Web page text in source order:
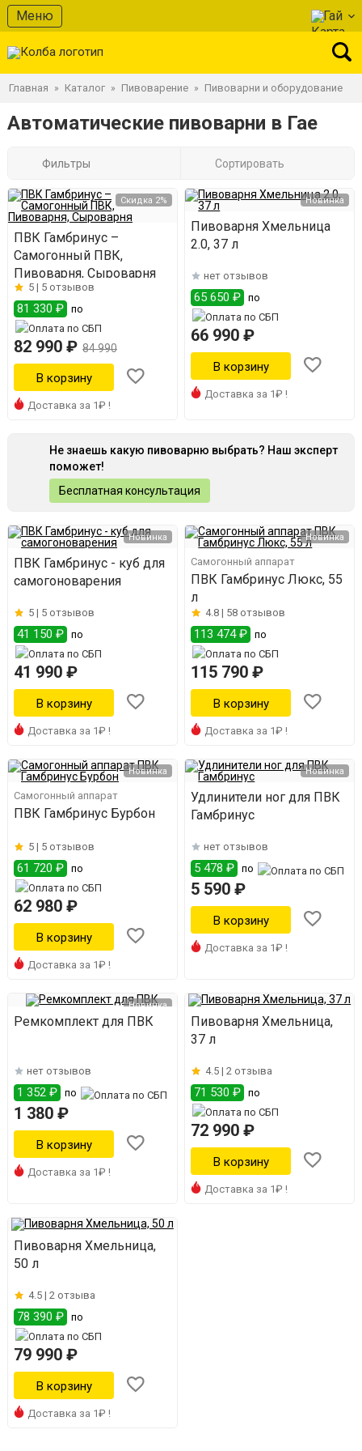
Меню Гай
Главная » Каталог » Пивоварение » Пивоварни и оборудование
Автоматические пивоварни в Гае
Фильтры Сортировать
Скидка 2%
ПВК Гамбринус –
Самогонный ПВК,
Пивоварня, Сыроварня
5 | 5 отзывов
81 330 ₽ по
82 990 ₽ 84 990
Доставка за 1₽ !
Новинка
Пивоварня Хмельница
2.0, 37 л
нет отзывов
65 650 ₽ по
66 990 ₽
Доставка за 1₽ !
Не знаешь какую пивоварню выбрать? Наш эксперт
поможет!
Бесплатная консультация
Новинка
ПВК Гамбринус - куб для
самогоноварения
5 | 5 отзывов
41 150 ₽ по
41 990 ₽
Доставка за 1₽ !
Новинка
Самогонный аппарат
ПВК Гамбринус Люкс, 55
л
4.8 | 58 отзывов
113 474 ₽ по
115 790 ₽
Доставка за 1₽ !
Новинка
Самогонный аппарат
ПВК Гамбринус Бурбон
5 | 5 отзывов
61 720 ₽ по
62 980 ₽
Доставка за 1₽ !
Новинка
Удлинители ног для ПВК
Гамбринус
нет отзывов
5 478 ₽ по
5 590 ₽
Доставка за 1₽ !
Новинка
Ремкомплект для ПВК
нет отзывов
1 352 ₽ по
1 380 ₽
Доставка за 1₽ !
Пивоварня Хмельница,
37 л
4.5 |2 отзыва
71 530 ₽ по
72 990 ₽
Доставка за 1₽ !
Пивоварня Хмельница,
50 л
4.5 | 2 отзыва
78 390 ₽ по
79 990 ₽
Доставка за 1₽ !